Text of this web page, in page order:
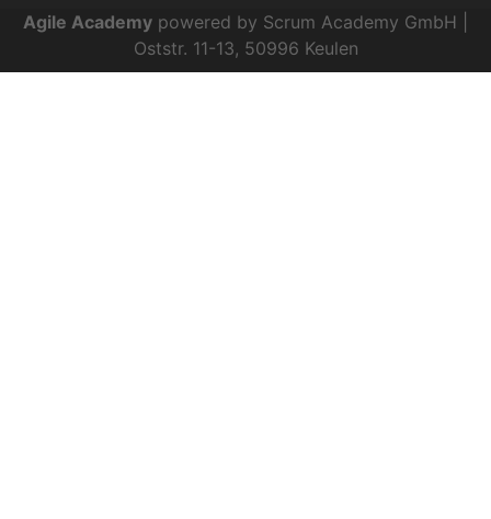
Agile Academy powered by Scrum Academy GmbH |
Oststr. 11-13, 50996 Keulen